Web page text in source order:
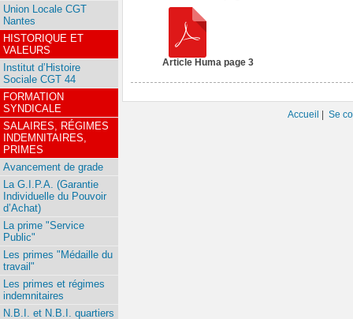
Article Huma page 3
Union Locale CGT
Nantes
HISTORIQUE ET
VALEURS
Institut d’Histoire
Sociale CGT 44
FORMATION
SYNDICALE
SALAIRES, RÉGIMES
INDEMNITAIRES,
PRIMES
Avancement de grade
La G.I.P.A. (Garantie
Individuelle du Pouvoir
d’Achat)
La prime "Service
Public"
Les primes "Médaille du
travail"
Les primes et régimes
indemnitaires
N.B.I. et N.B.I. quartiers
Accueil |Se